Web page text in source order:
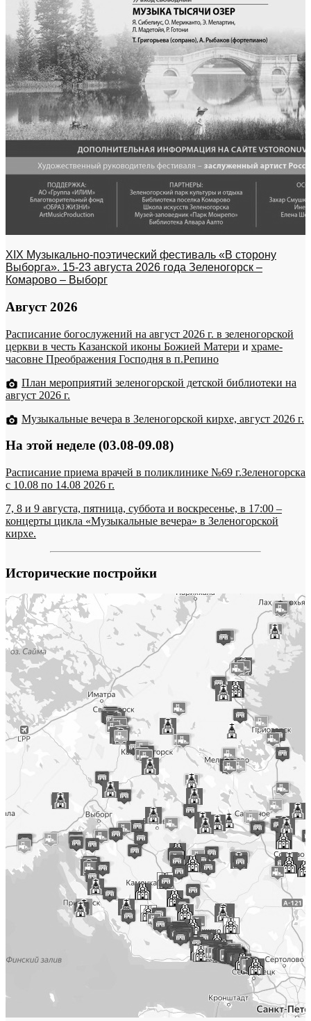
XIX Музыкально-поэтический фестиваль «В сторону
Выборга». 15-23 августа 2026 года Зеленогорск –
Комарово – Выборг
Август 2026
Расписание богослужений на август 2026 г. в зеленогорской
церкви в честь Казанской иконы Божией Матери и храме-
часовне Преображения Господня в п.Репино
План мероприятий зеленогорской детской библиотеки на
август 2026 г.
Музыкальные вечера в Зеленогорской кирхе, август 2026 г.
На этой неделе (03.08-09.08)
Расписание приема врачей в поликлинике №69 г.Зеленогорска
c 10.08 по 14.08 2026 г.
7, 8 и 9 августа, пятница, суббота и воскресенье, в 17:00 –
концерты цикла «Музыкальные вечера» в Зеленогорской
кирхе.
Исторические постройки